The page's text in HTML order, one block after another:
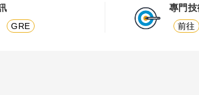
GRE
專門
前往